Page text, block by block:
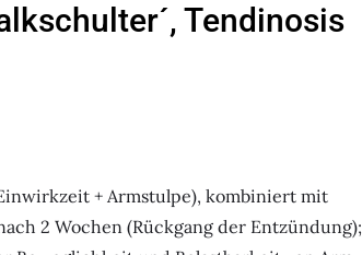
Tendinosis
+ Armstulpe), kombiniert mit
2 Wochen (Rückgang der Entzündung);